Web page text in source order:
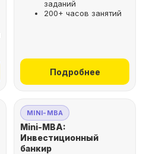
заданий
200+ часов занятий
Подробнее
MINI-MBA
Mini-MBA:
Инвестиционный
банкир